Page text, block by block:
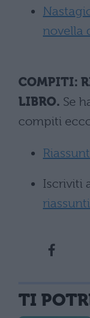
novella
COMPITI:
LIBRO. Se
compiti
Iscriviti
TI